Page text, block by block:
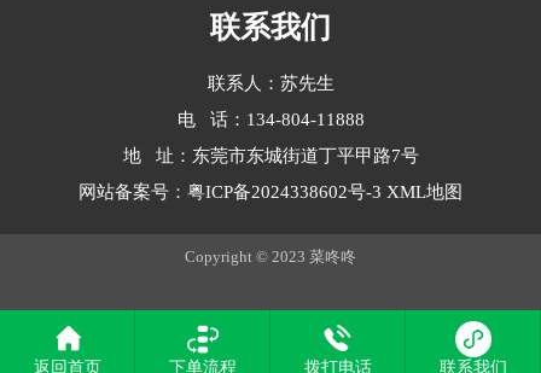
联系我们
联系人：苏先生
电 话：134-804-11888
地 址：东莞市东城街道丁平甲路7号
网站备案号： 粤ICP备2024338602号-3 XML地图
Copyright © 2023 菜咚咚
返回首页 下单流程 拨打电话 联系我们